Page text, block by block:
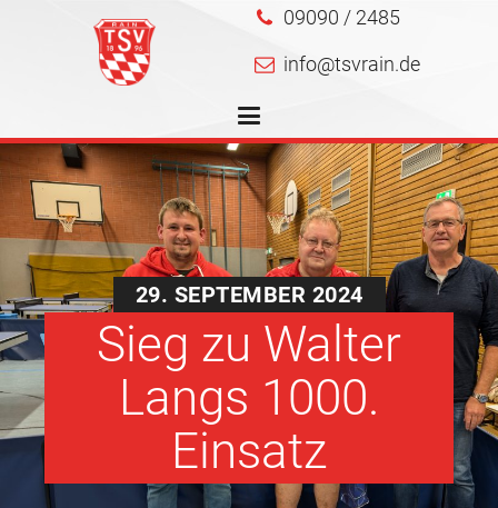
09090 / 2485
info@tsvrain.de
29. SEPTEMBER 2024
Sieg zu Walter
Langs 1000.
Einsatz